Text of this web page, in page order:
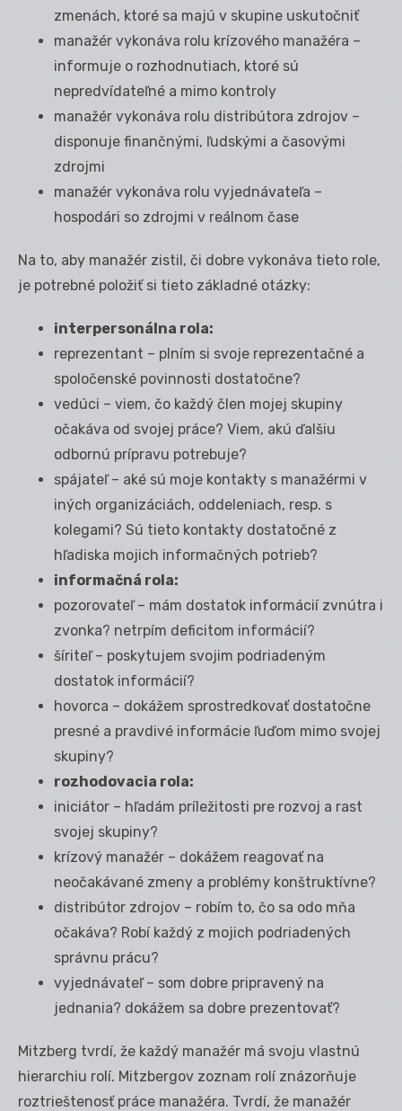
zmenách, ktoré sa majú v skupine uskutočniť
manažér vykonáva rolu krízového manažéra –
informuje o rozhodnutiach, ktoré sú
nepredvídateľné a mimo kontroly
manažér vykonáva rolu distribútora zdrojov –
disponuje finančnými, ľudskými a časovými
zdrojmi
manažér vykonáva rolu vyjednávateľa –
hospodári so zdrojmi v reálnom čase
Na to, aby manažér zistil, či dobre vykonáva tieto role,
je potrebné položiť si tieto základné otázky:
interpersonálna rola:
reprezentant – plním si svoje reprezentačné a
spoločenské povinnosti dostatočne?
vedúci – viem, čo každý člen mojej skupiny
očakáva od svojej práce? Viem, akú ďalšiu
odbornú prípravu potrebuje?
spájateľ – aké sú moje kontakty s manažérmi v
iných organizáciách, oddeleniach, resp. s
kolegami? Sú tieto kontakty dostatočné z
hľadiska mojich informačných potrieb?
informačná rola:
pozorovateľ – mám dostatok informácií zvnútra i
zvonka? netrpím deficitom informácií?
šíriteľ – poskytujem svojim podriadeným
dostatok informácií?
hovorca – dokážem sprostredkovať dostatočne
presné a pravdivé informácie ľuďom mimo svojej
skupiny?
rozhodovacia rola:
iniciátor – hľadám príležitosti pre rozvoj a rast
svojej skupiny?
krízový manažér – dokážem reagovať na
neočakávané zmeny a problémy konštruktívne?
distribútor zdrojov – robím to, čo sa odo mňa
očakáva? Robí každý z mojich podriadených
správnu prácu?
vyjednávateľ – som dobre pripravený na
jednania? dokážem sa dobre prezentovať?
Mitzberg tvrdí, že každý manažér má svoju vlastnú
hierarchiu rolí. Mitzbergov zoznam rolí znázorňuje
roztrieštenosť práce manažéra. Tvrdí, že manažér